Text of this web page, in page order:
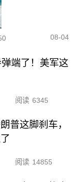
08-04
端了！美军这
阅读 6345
普这脚刹车，
阅读 14855